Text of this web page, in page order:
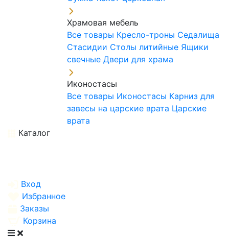
Храмовая мебель
Все товары Кресло-троны Седалища
Стасидии Столы литийные Ящики
свечные Двери для храма
Иконостасы
Все товары Иконостасы Карниз для
завесы на царские врата Царские
врата
Каталог
Вход
Избранное
Заказы
Корзина